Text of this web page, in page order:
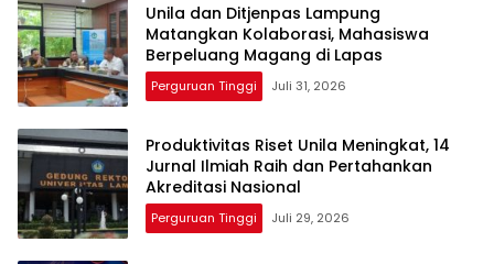
Unila dan Ditjenpas Lampung
Matangkan Kolaborasi, Mahasiswa
Berpeluang Magang di Lapas
Perguruan Tinggi Juli 31, 2026
Produktivitas Riset Unila Meningkat, 14
Jurnal Ilmiah Raih dan Pertahankan
Akreditasi Nasional
Perguruan Tinggi Juli 29, 2026